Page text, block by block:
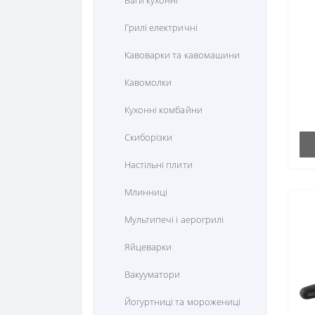
Системна утиліта
Картки поповнення
Карти активації
Карти активації ТБ
ПЗ для мобільних пристроїв
Апаратний ключ безпеки
Грилі електричні
Кавоварки та кавомашини
Кавомолки
Кухонні комбайни
Скиборізки
Настільні плити
Млинниці
Мультипечі і аерогрилі
Яйцеварки
Вакууматори
Йогуртниці та морожениці